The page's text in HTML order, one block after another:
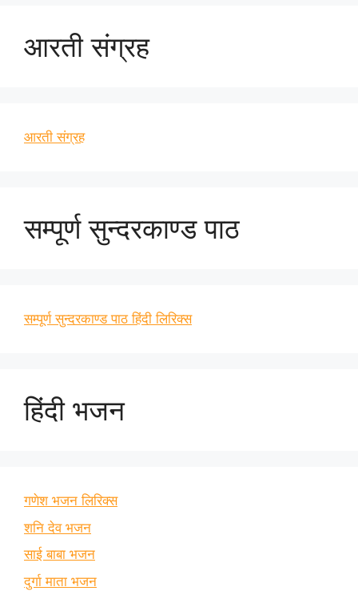
आरती संग्रह
आरती संग्रह
सम्पूर्ण सुन्दरकाण्ड पाठ
सम्पूर्ण सुन्दरकाण्ड पाठ हिंदी लिरिक्स
हिंदी भजन
गणेश भजन लिरिक्स
शनि देव भजन
साई बाबा भजन
दुर्गा माता भजन